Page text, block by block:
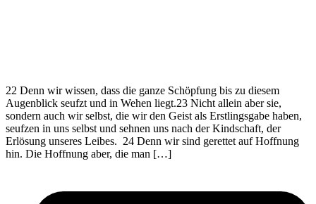
22 Denn wir wissen, dass die ganze Schöpfung bis zu diesem
Augenblick seufzt und in Wehen liegt.23 Nicht allein aber sie,
sondern auch wir selbst, die wir den Geist als Erstlingsgabe haben,
seufzen in uns selbst und sehnen uns nach der Kindschaft, der
Erlösung unseres Leibes. 24 Denn wir sind gerettet auf Hoffnung
hin. Die Hoffnung aber, die man […]